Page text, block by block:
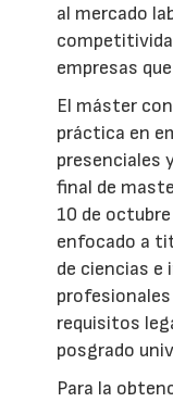
al mercado
empresas
El máster
práctica en
presenciales
final de
10 de
enfocado a
de ciencias e
requisitos
posgrado
Para la